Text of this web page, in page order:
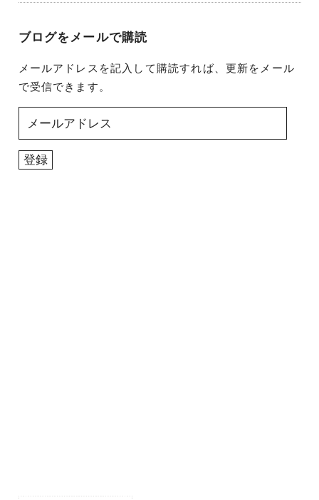
ブログをメールで購読
メールアドレスを記入して購読すれば、更新をメール
で受信できます。
ル
ア
登録